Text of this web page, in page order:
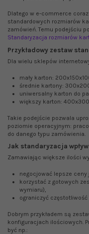
Dlatego w e‑commerce
standardowych rozmiarów
zamówień. Temu podejściu
Standaryzacja rozmiarów
Przykładowy zestaw
Dla wielu sklepów
mały karton:
średnie kartony:
uniwersalny karton do
większy karton:
Takie podejście pozwala
poziomie operacyjnym:
do danego typu zamówienia.
Jak standaryzacja
Zamawiając większe ilości
negocjować lepsze
korzystać z gotowych
wymiaru),
ograniczyć
Dobrym przykładem są
konfiguracjach ilościowych.
być np.: